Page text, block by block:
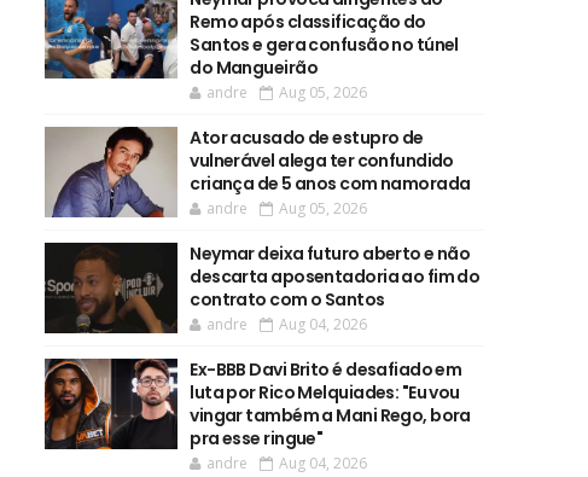
Remo após classificação do
Santos e gera confusão no túnel
do Mangueirão
andre Aug 05, 2026
Ator acusado de estupro de
vulnerável alega ter confundido
criança de 5 anos com namorada
andre Aug 05, 2026
Neymar deixa futuro aberto e não
descarta aposentadoria ao fim do
contrato com o Santos
andre Aug 04, 2026
Ex-BBB Davi Brito é desafiado em
luta por Rico Melquiades: "Eu vou
vingar também a Mani Rego, bora
pra esse ringue"
andre Aug 04, 2026